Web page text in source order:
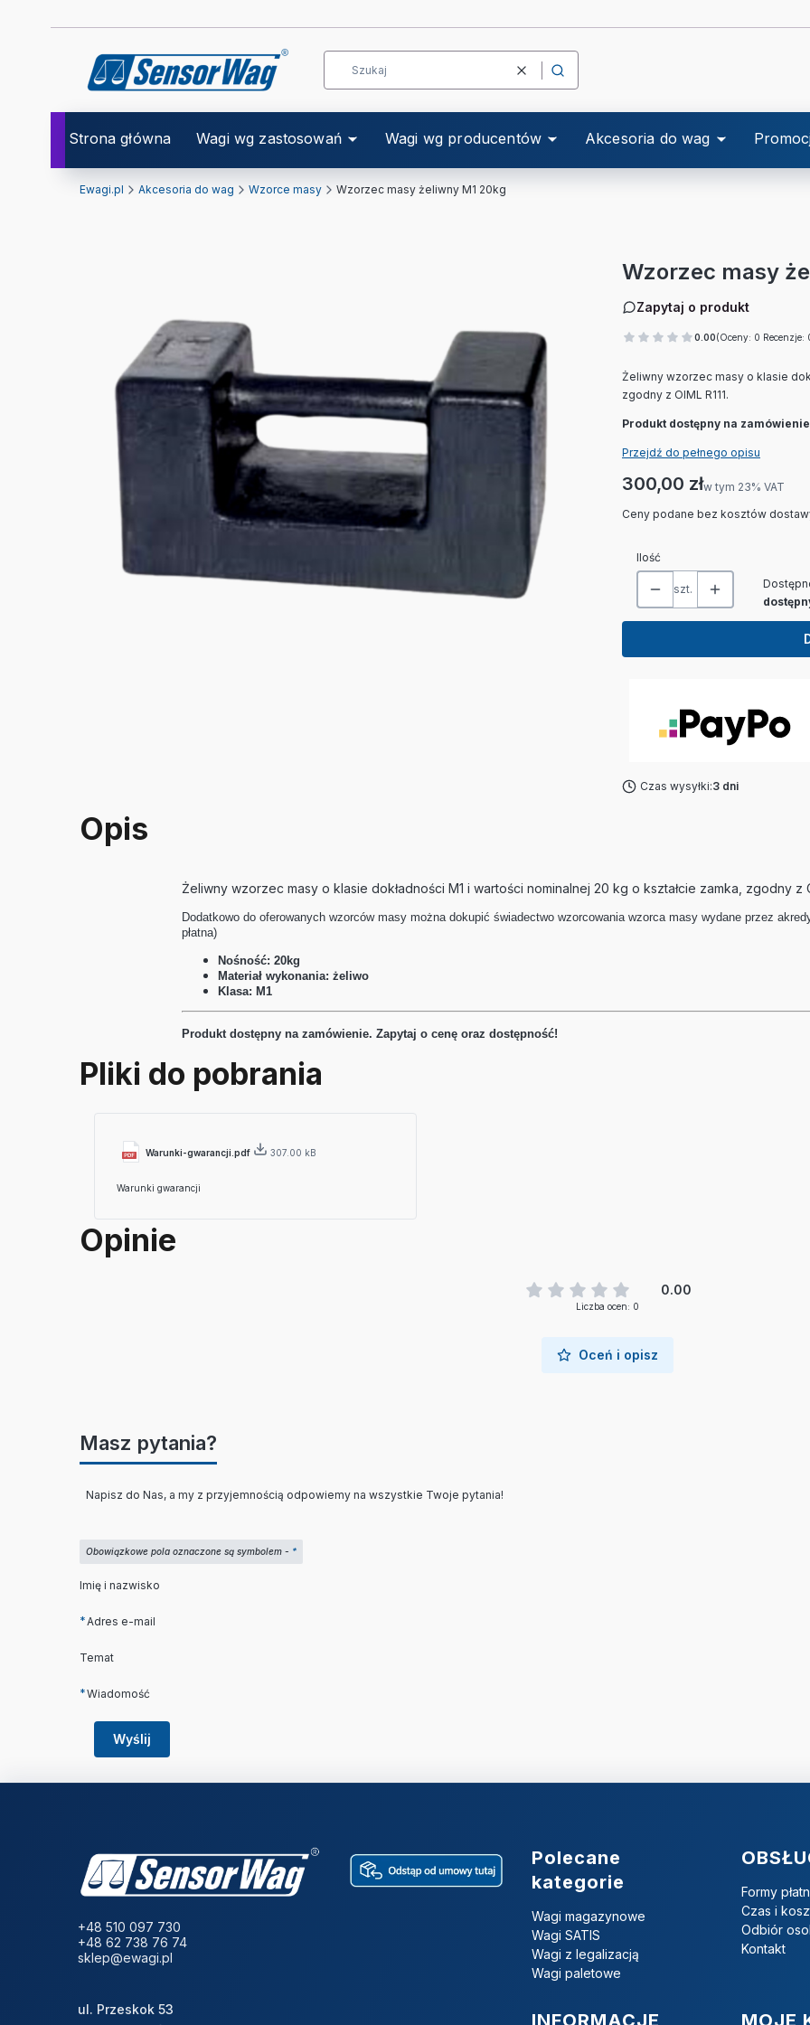
WyczyśćSzukaj
Strona główna Wagi wg zastosowań Wagi wg producentów Akcesoria do wag
Ewagi.pl Akcesoria do wag Wzorce masy Wzorzec masy żeliwny M1 20kg
Wzorzec masy
Zapytaj o produkt
0.00(Oceny: 0 Recenzje:
Żeliwny wzorzec masy o klasie
zgodny z OIML R111.
Produkt dostępny na
Przejdź do pełnego opisu
Cena
300,00 złw tym 23% VAT
w tym 23% VAT
Ceny podane bez kosztów
Ilość
szt.
Czas wysyłki:3 dni
Opis
Żeliwny wzorzec masy o klasie dokładności M1 i wartości nominalnej 20 kg o kształcie zamka, zgodny z
Dodatkowo do oferowanych wzorców masy można dokupić świadectwo wzorcowania wzorca masy wydane przez
płatna)
Nośność: 20kg
Materiał wykonania: żeliwo
Klasa: M1
Produkt dostępny na zamówienie. Zapytaj o cenę oraz dostępność!
Pliki do pobrania
Warunki-gwarancji.pdf 307.00 kB
Warunki gwarancji
Opinie
0.00
Liczba ocen: 0
Oceń i opisz
Masz pytania?
Napisz do Nas, a my z przyjemnością odpowiemy na wszystkie Twoje pytania!
Obowiązkowe pola oznaczone są symbolem - *
Imię i nazwisko
* Adres e-mail
Temat
*Wiadomość
Wyślij
+48 510 097 730
+48 62 738 76 74
sklep@ewagi.pl
ul. Przeskok 53
Linki w stopce
Polecane
kategorie
Wagi magazynowe
Wagi SATIS
Wagi z legalizacją
Wagi paletowe
Formy
Czas i
Odbiór
Kontakt
INFORMACJE MOJE